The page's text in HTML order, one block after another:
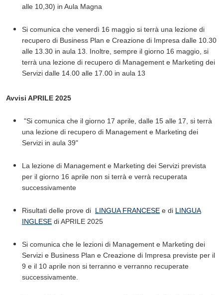
alle 10,30) in Aula Magna
Si comunica che venerdì 16 maggio si terrà una lezione di
recupero di Business Plan e Creazione di Impresa dalle 10.30
alle 13.30 in aula 13. Inoltre, sempre il giorno 16 maggio, si
terrà una lezione di recupero di Management e Marketing dei
Servizi dalle 14.00 alle 17.00 in aula 13
Avvisi APRILE 2025
"Si comunica che il giorno 17 aprile, dalle 15 alle 17, si terrà
una lezione di recupero di Management e Marketing dei
Servizi in aula 39"
​La lezione di Management e Marketing dei Servizi prevista
per il giorno 16 aprile non si terrà e verrà recuperata
successivamente
Risultati delle prove di LINGUA FRANCESE e di LINGUA
INGLESE di APRILE 2025
Si comunica che le lezioni di Management e Marketing dei
Servizi e Business Plan e Creazione di Impresa previste per il
9 e il 10 aprile non si terranno e verranno recuperate
successivamente.